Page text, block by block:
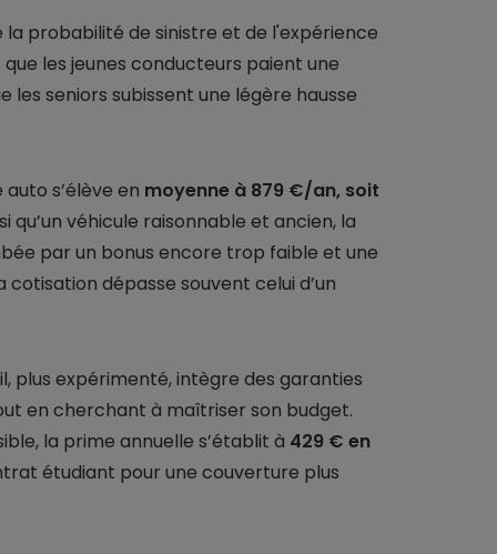
probabilité de sinistre et de l'expérience
les jeunes conducteurs paient une
les seniors subissent une légère hausse
s’élève en moyenne à 879 €/an, soit
véhicule raisonnable et ancien, la
par un bonus encore trop faible et une
dépasse souvent celui d’un
plus expérimenté, intègre des garanties
en cherchant à maîtriser son budget.
la prime annuelle s’établit à 429 € en
étudiant pour une couverture plus